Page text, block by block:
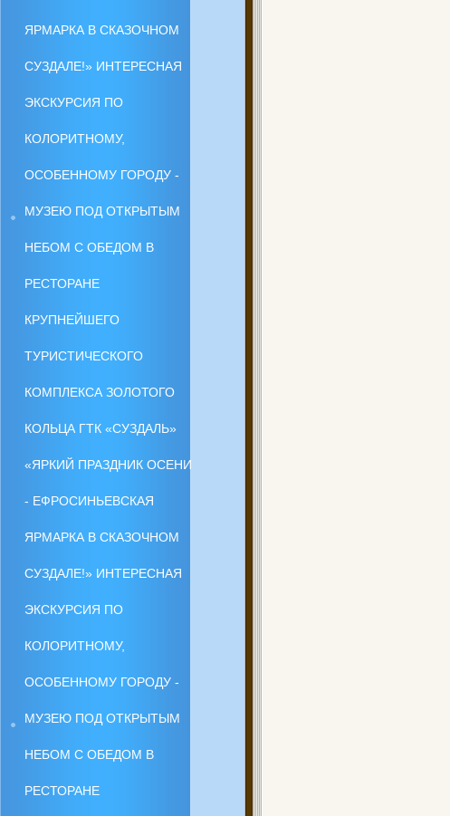
ЯРМАРКА В СКАЗОЧНОМ
СУЗДАЛЕ!» ИНТЕРЕСНАЯ
ЭКСКУРСИЯ ПО
КОЛОРИТНОМУ,
ОСОБЕННОМУ ГОРОДУ -
МУЗЕЮ ПОД ОТКРЫТЫМ
НЕБОМ С ОБЕДОМ В
РЕСТОРАНЕ
КРУПНЕЙШЕГО
ТУРИСТИЧЕСКОГО
КОМПЛЕКСА ЗОЛОТОГО
КОЛЬЦА ГТК «СУЗДАЛЬ»
«ЯРКИЙ ПРАЗДНИК ОСЕНИ
- ЕФРОСИНЬЕВСКАЯ
ЯРМАРКА В СКАЗОЧНОМ
СУЗДАЛЕ!» ИНТЕРЕСНАЯ
ЭКСКУРСИЯ ПО
КОЛОРИТНОМУ,
ОСОБЕННОМУ ГОРОДУ -
МУЗЕЮ ПОД ОТКРЫТЫМ
НЕБОМ С ОБЕДОМ В
РЕСТОРАНЕ